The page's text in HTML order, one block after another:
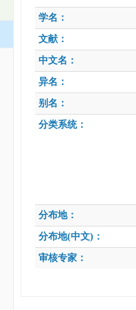
学名：
文献：
中文名：
异名：
别名：
分类系统：
分布地：
分布地(中文)：
审核专家：